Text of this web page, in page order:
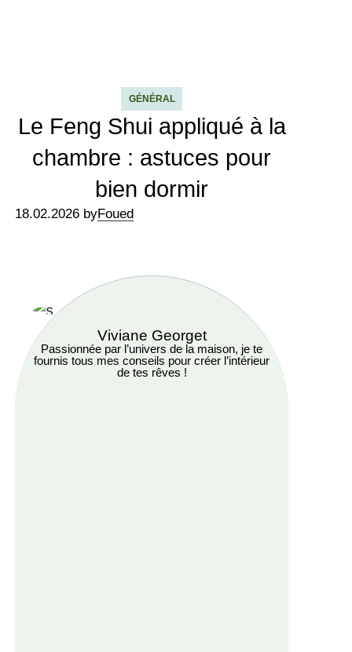
GÉNÉRAL
Le Feng Shui appliqué à la
chambre : astuces pour
bien dormir
18.02.2026 byFoued
Viviane Georget
Passionnée par l’univers de la maison, je te
fournis tous mes conseils pour créer l’intérieur
de tes rêves !